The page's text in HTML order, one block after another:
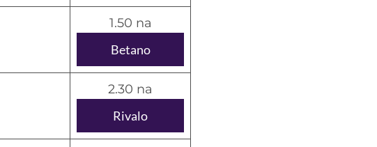
1.50 na
Betano
2.30 na
Rivalo